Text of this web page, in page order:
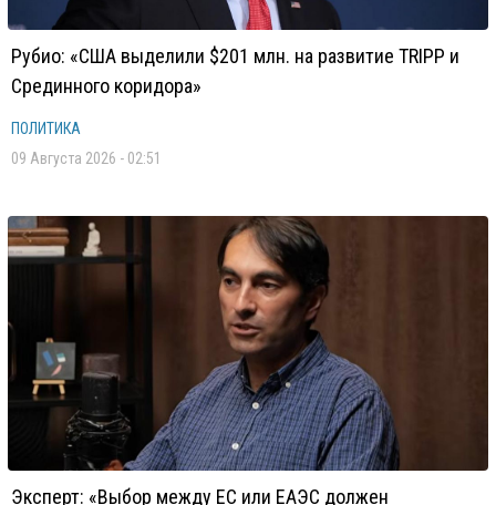
Рубио: «США выделили $201 млн. на развитие TRIPP и
Срединного коридора»
ПОЛИТИКА
09 Августа 2026 - 02:51
Эксперт: «Выбор между ЕС или ЕАЭС должен